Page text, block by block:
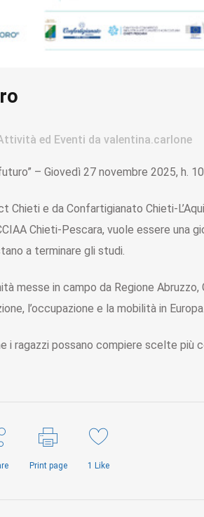
ed Eventi da valentina.carlone
– Giovedì 27 novembre 2025, h.
e da Confartigianato Chieti-
Chieti-Pescara, vuole essere una
a terminare gli studi.
messe in campo da Regione Abruzzo,
l’occupazione e la mobilità in
i ragazzi possano compiere scelte più
Print page 1 Like